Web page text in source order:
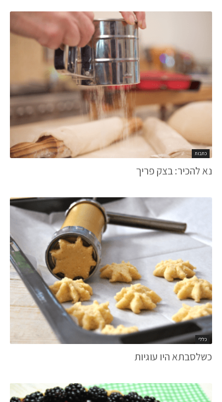
כתבות
נא להכיר: בצק פריך
כללי
כשלסבתא היו עוגיות